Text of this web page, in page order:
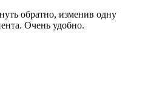
обратно, изменив одну
Очень удобно.